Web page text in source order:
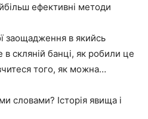
ефективні методи
заощадження в якийсь
скляній банці, як робили це
того, як можна…
словами? Історія явища і